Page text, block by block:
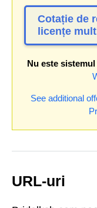
Cotație de
licențe
Nu este
See additional
URL-uri